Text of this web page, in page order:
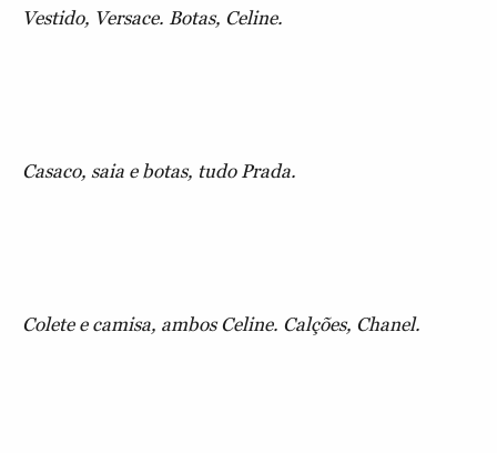
Vestido, Versace. Botas, Celine.
Casaco, saia e botas, tudo Prada.
Colete e camisa, ambos Celine. Calções, Chanel.